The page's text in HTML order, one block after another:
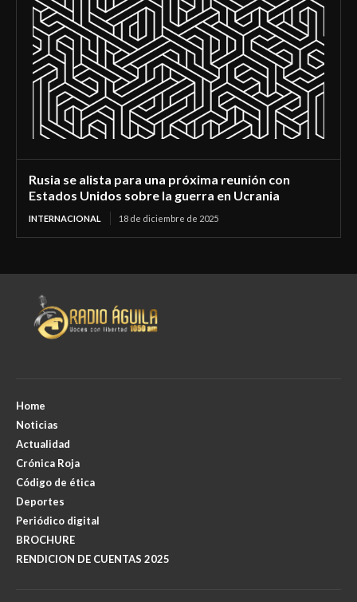
Rusia se alista para una próxima reunión con
Estados Unidos sobre la guerra en Ucrania
INTERNACIONAL 18 de diciembre de 2025
Home
Noticias
Actualidad
Crónica Roja
Código de ética
Deportes
Periódico digital
BROCHURE
RENDICION DE CUENTAS 2025